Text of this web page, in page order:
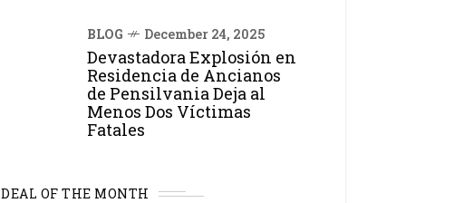
BLOG December 24, 2025
Devastadora Explosión en
Residencia de Ancianos
de Pensilvania Deja al
Menos Dos Víctimas
Fatales
DEAL OF THE MONTH